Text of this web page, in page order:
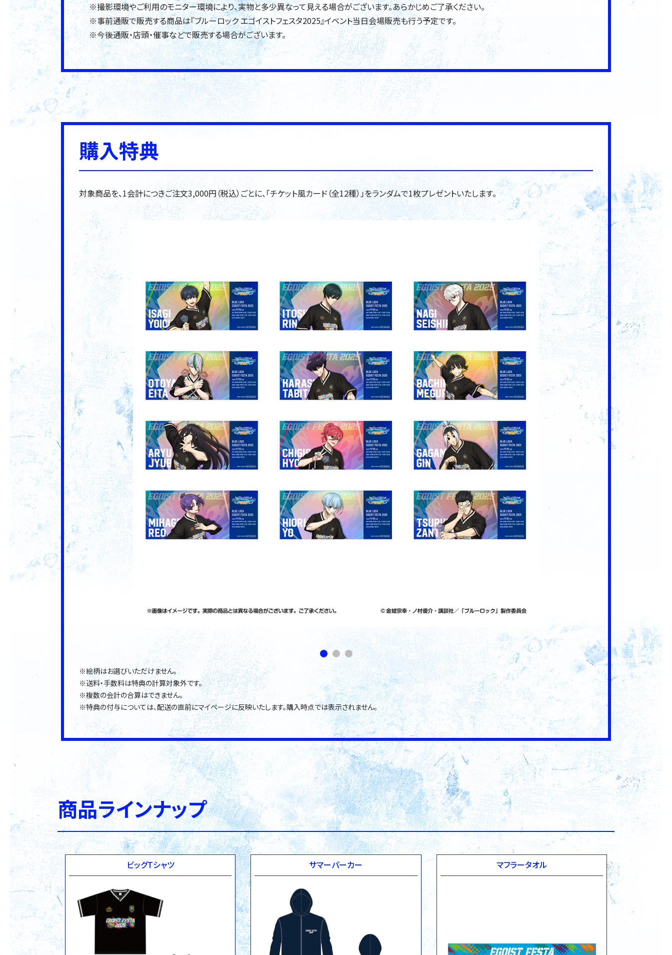
※撮影環境やご利用のモニター環境により、実物と多少異なって見える場合がございます。あらかじめご了承ください。
※事前通販で販売する商品は『ブルーロック エゴイストフェスタ2025』イベント当日会場販売も行う予定です。
※今後通販・店頭・催事などで販売する場合がございます。
購入特典
対象商品を、1会計につきご注文3,000円（税込）ごとに、「チケット風カード（全12種）」をランダムで1枚プレゼントいたします。
※絵柄はお選びいただけません。
※送料・手数料は特典の計算対象外です。
※複数の会計の合算はできません。
※特典の付与については、配送の直前にマイページに反映いたします。購入時点では表示されません。
商品ラインナップ
ビッグTシャツ サマーパーカー マフラータオル